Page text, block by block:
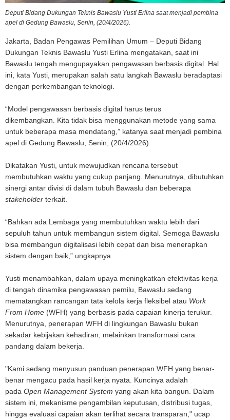
Deputi Bidang Dukungan Teknis Bawaslu Yusti Erlina saat menjadi pembina
apel di Gedung Bawaslu, Senin, (20/4/2026).
Jakarta, Badan Pengawas Pemilihan Umum – Deputi Bidang
Dukungan Teknis Bawaslu Yusti Erlina mengatakan, saat ini
Bawaslu tengah mengupayakan pengawasan berbasis digital. Hal
ini, kata Yusti, merupakan salah satu langkah Bawaslu beradaptasi
dengan perkembangan teknologi.
“Model pengawasan berbasis digital harus terus
dikembangkan. Kita tidak bisa menggunakan metode yang sama
untuk beberapa masa mendatang,” katanya saat menjadi pembina
apel di Gedung Bawaslu, Senin, (20/4/2026).
Dikatakan Yusti, untuk mewujudkan rencana tersebut
membutuhkan waktu yang cukup panjang. Menurutnya, dibutuhkan
sinergi antar divisi di dalam tubuh Bawaslu dan beberapa
stakeholder terkait.
“Bahkan ada Lembaga yang membutuhkan waktu lebih dari
sepuluh tahun untuk membangun sistem digital. Semoga Bawaslu
bisa membangun digitalisasi lebih cepat dan bisa menerapkan
sistem dengan baik,” ungkapnya.
Yusti menambahkan, dalam upaya meningkatkan efektivitas kerja
di tengah dinamika pengawasan pemilu, Bawaslu sedang
mematangkan rancangan tata kelola kerja fleksibel atau Work
From Home (WFH) yang berbasis pada capaian kinerja terukur.
Menurutnya, penerapan WFH di lingkungan Bawaslu bukan
sekadar kebijakan kehadiran, melainkan transformasi cara
pandang dalam bekerja.
"Kami sedang menyusun panduan penerapan WFH yang benar-
benar mengacu pada hasil kerja nyata. Kuncinya adalah
pada Open Management System yang akan kita bangun. Dalam
sistem ini, mekanisme pengambilan keputusan, distribusi tugas,
hingga evaluasi capaian akan terlihat secara transparan," ucap